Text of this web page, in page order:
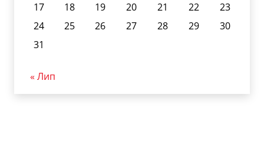
17
18 19 20 21 22
23
24
25 26 27 28 29
30
31
« Лип